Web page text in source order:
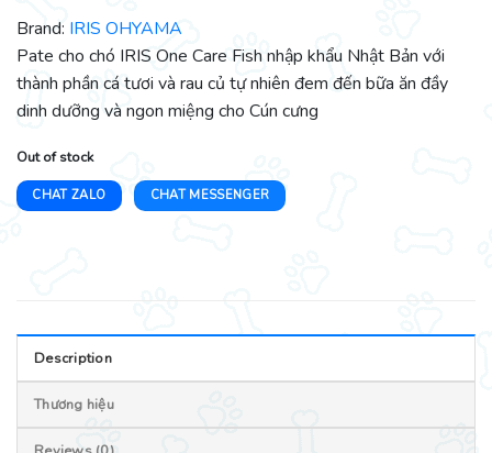
Brand: IRIS OHYAMA
Pate cho chó IRIS One Care Fish nhập khẩu Nhật Bản với
thành phần cá tươi và rau củ tự nhiên đem đến bữa ăn đầy
dinh dưỡng và ngon miệng cho Cún cưng
Out of stock
CHAT ZALO CHAT MESSENGER
Description
Thương hiệu